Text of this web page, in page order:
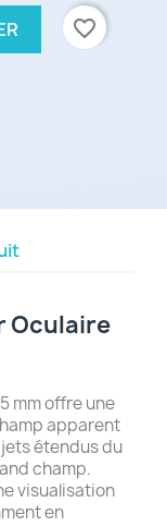
favorite_border
Oculaire
mm offre une
apparent
étendus du
champ.
visualisation
en